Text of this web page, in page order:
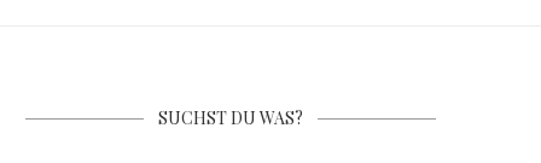
SUCHST DU WAS?